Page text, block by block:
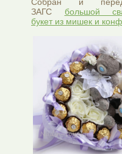
ЗАГС большой
букет из мишек и